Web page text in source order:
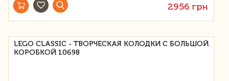
2956 грн
LEGO CLASSIC - ТВОРЧЕСКАЯ КОЛОДКИ С БОЛЬШОЙ
КОРОБКОЙ 10698